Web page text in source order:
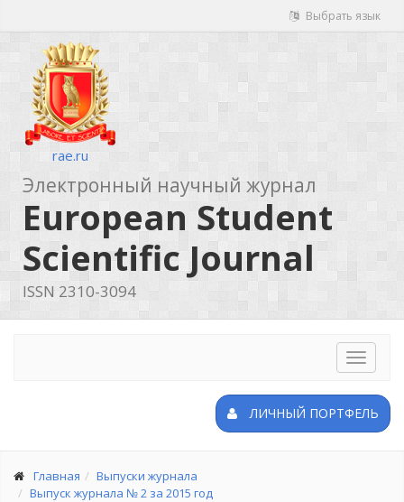
Выбрать язык
rae.ru
Электронный научный журнал
European Student
Scientific Journal
ISSN 2310-3094
Toggle
ЛИЧНЫЙ ПОРТФЕЛЬ
Главная
Выпуски журнала
Выпуск журнала № 2 за 2015 год